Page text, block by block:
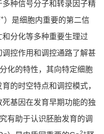
种信号分子和转录因子精
）是细胞内重要的第二信
分化等多种重要生理过
控作用和调控通路了解甚
化的特性，其向特定细胞
的时空特点和调控模式，
基因在发育早期功能的独
有助于认识胚胎发育的调